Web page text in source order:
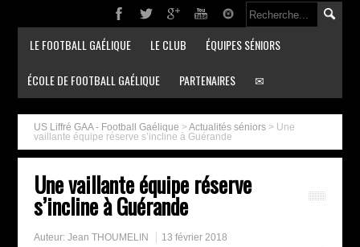
LE FOOTBALL GAÉLIQUE LE CLUB ÉQUIPES SÉNIORS
ÉCOLE DE FOOTBALL GAÉLIQUE PARTENAIRES ✉
US Liffré GAA - Football Gaélique >Actualités séniors > Une
vaillante équipe réserve s’incline à Guérande
Une vaillante équipe réserve
s’incline à Guérande
Auteur:Jean THOUMELIN 13 février 2018